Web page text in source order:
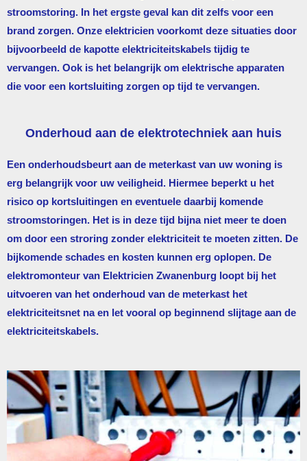
stroomstoring. In het ergste geval kan dit zelfs voor een
brand zorgen. Onze elektricien voorkomt deze situaties door
bijvoorbeeld de kapotte elektriciteitskabels tijdig te
vervangen. Ook is het belangrijk om elektrische apparaten
die voor een kortsluiting zorgen op tijd te vervangen.
Onderhoud aan de elektrotechniek aan huis
Een onderhoudsbeurt aan de meterkast van uw woning is
erg belangrijk voor uw veiligheid. Hiermee beperkt u het
risico op kortsluitingen en eventuele daarbij komende
stroomstoringen. Het is in deze tijd bijna niet meer te doen
om door een stroring zonder elektriciteit te moeten zitten. De
bijkomende schades en kosten kunnen erg oplopen. De
elektromonteur van Elektricien Zwanenburg loopt bij het
uitvoeren van het onderhoud van de meterkast het
elektriciteitsnet na en let vooral op beginnend slijtage aan de
elektriciteitskabels.